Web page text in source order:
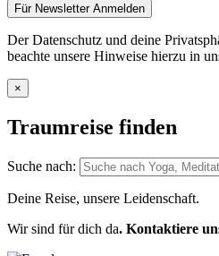
Der Datenschutz und deine
beachte unsere Hinweise hierzu in
×
Traumreise finden
Suche nach:
Deine Reise, unsere Leidenschaft.
Wir sind für dich da. Kontaktiere